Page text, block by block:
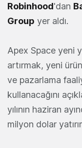
Robinhood'dan
Group yer aldı.
Apex Space yeni
artırmak, yeni
ve pazarlama
kullanacağını
yılının haziran
milyon dolar